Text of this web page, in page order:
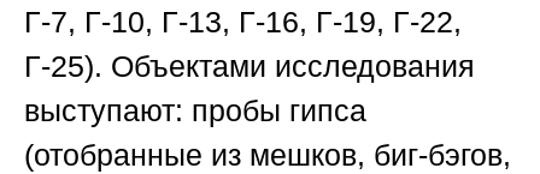
Г-7, Г-10, Г-13, Г-16, Г-19, Г-22,
Г-25). Объектами исследования
выступают: пробы гипса
(отобранные из мешков, биг-бэгов,